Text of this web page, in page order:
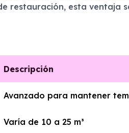
restauración, esta ventaja
Descripción
Avanzado para mantener
Varía de 10 a 25 m³